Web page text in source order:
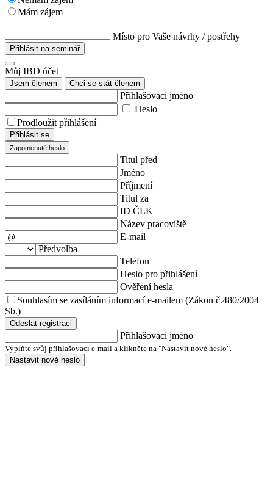
Mám zájem
Místo pro Vaše návrhy / postřehy
Přihlásit na seminář
Můj IBD účet
Jsem členem Chci se stát členem
Přihlašovací jméno
Heslo
Prodloužit přihlášení
Přihlásit se
Zapomenuté heslo
Titul před
Jméno
Příjmení
Titul za
ID ČLK
Název pracoviště
E-mail
Předvolba
Telefon
Heslo pro přihlášení
Ověření hesla
Souhlasím se zasíláním informací e-mailem (Zákon č.480/2004
Sb.)
Odeslat registraci
Přihlašovací jméno
Vyplňte svůj přihlašovací e-mail a klikněte na "Nastavit nové heslo".
Nastavit nové heslo